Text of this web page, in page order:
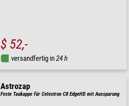
$ 52,-
versandfertig in24 h
Astrozap
Feste Taukappe für Celestron C8 EdgeHD mit Aussparung